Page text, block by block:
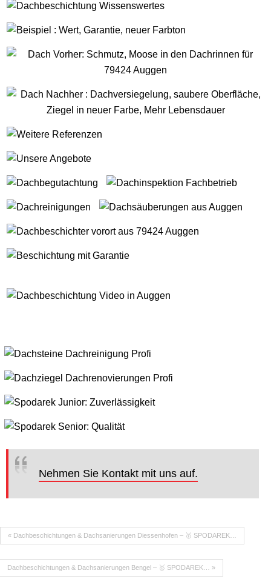
Nehmen Sie Kontakt mit uns auf.
« Dachbeschichtungen & Dachsanierungen Diessenhofen – 🥇 SPODAREK…
Dachbeschichtungen & Dachsanierungen Bengel – 🥇 SPODAREK… »